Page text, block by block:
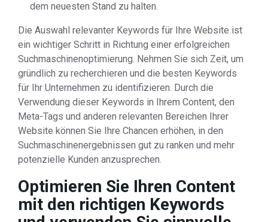
dem neuesten Stand zu halten.
Die Auswahl relevanter Keywords für Ihre Website ist
ein wichtiger Schritt in Richtung einer erfolgreichen
Suchmaschinenoptimierung. Nehmen Sie sich Zeit, um
gründlich zu recherchieren und die besten Keywords
für Ihr Unternehmen zu identifizieren. Durch die
Verwendung dieser Keywords in Ihrem Content, den
Meta-Tags und anderen relevanten Bereichen Ihrer
Website können Sie Ihre Chancen erhöhen, in den
Suchmaschinenergebnissen gut zu ranken und mehr
potenzielle Kunden anzusprechen.
Optimieren Sie Ihren Content
mit den richtigen Keywords